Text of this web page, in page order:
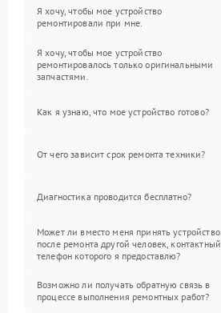
Я хочу, чтобы мое устройство
ремонтировали при мне.
Я хочу, чтобы мое устройство
ремонтировалось только оригинальными
запчастями.
Как я узнаю, что мое устройство готово?
От чего зависит срок ремонта техники?
Диагностика проводится бесплатно?
Может ли вместо меня принять устройство
после ремонта другой человек, контактный
телефон которого я предоставлю?
Возможно ли получать обратную связь в
процессе выполнения ремонтных работ?